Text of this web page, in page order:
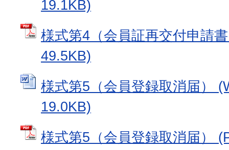
19.1KB)
様式第4（会員証再交付申請
49.5KB)
様式第5（会員登録取消届）
19.0KB)
様式第5（会員登録取消届）